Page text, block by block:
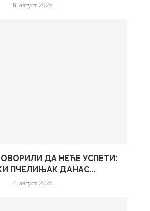
6. август 2026.
ДА НЕЋЕ УСПЕТИ:
ПЧЕЛИЊАК ДАНАС...
4. август 2026.